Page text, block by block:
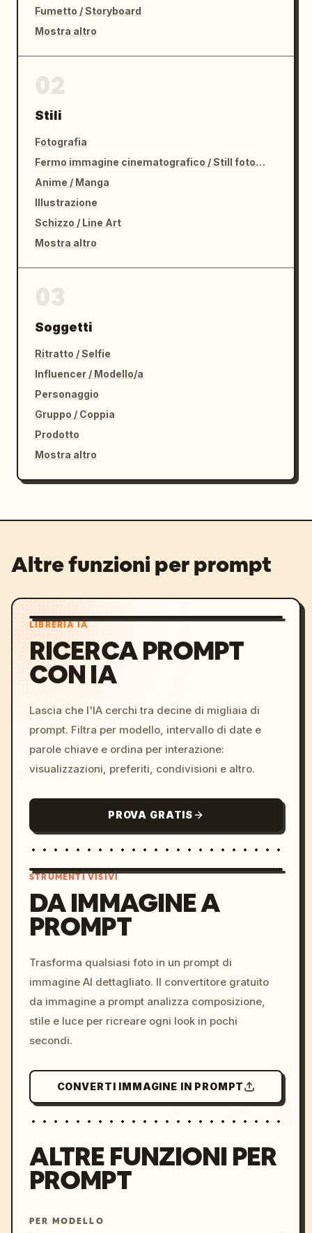
Fumetto / Storyboard
Mostra altro
Stili
Fotografia
Fermo immagine cinematografico / Still fotografico
Anime / Manga
Illustrazione
Schizzo / Line Art
Mostra altro
Soggetti
Ritratto / Selfie
Influencer / Modello/a
Personaggio
Gruppo / Coppia
Prodotto
Mostra altro
Altre funzioni per prompt
LIBRERIA IA
RICERCA PROMPT
CON IA
Lascia che l'IA cerchi tra decine di migliaia di
prompt. Filtra per modello, intervallo di date e
parole chiave e ordina per interazione:
visualizzazioni, preferiti, condivisioni e altro.
PROVA GRATIS
colors, 8k --v 6.0
STRUMENTI VISIVI
DA IMMAGINE A
PROMPT
Trasforma qualsiasi foto in un prompt di
immagine AI dettagliato. Il convertitore gratuito
da immagine a prompt analizza composizione,
stile e luce per ricreare ogni look in pochi
secondi.
CONVERTI IMMAGINE IN PROMPT
ALTRE FUNZIONI PER
PROMPT
PER MODELLO